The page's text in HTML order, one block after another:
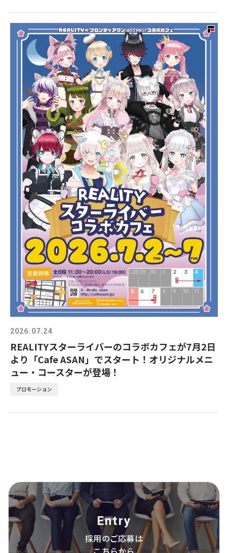
2026.07.24
REALITYスターライバーのコラボカフェが7月2日
より「Cafe ASAN」でスタート！オリジナルメニ
ュー・コースターが登場！
プロモーション
Entry
採用のご応募は